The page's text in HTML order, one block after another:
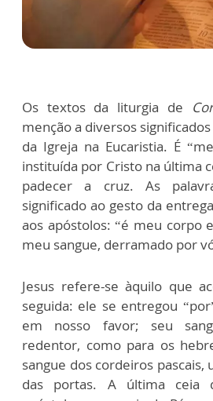
Os textos da liturgia de
menção a diversos
da Igreja na Eucaristia. É
instituída por Cristo na última
padecer a cruz. As
significado ao gesto da
aos apóstolos: “é meu corpo
meu sangue, derramado por
Jesus refere-se àquilo que
seguida: ele se entregou
em nosso favor; seu
redentor, como para os
sangue dos cordeiros pascais,
das portas. A última ceia